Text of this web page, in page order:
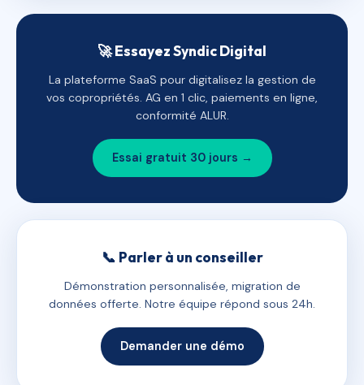
🚀 Essayez Syndic Digital
La plateforme SaaS pour digitalisez la gestion de
vos copropriétés. AG en 1 clic, paiements en ligne,
conformité ALUR.
Essai gratuit 30 jours →
📞 Parler à un conseiller
Démonstration personnalisée, migration de
données offerte. Notre équipe répond sous 24h.
Demander une démo